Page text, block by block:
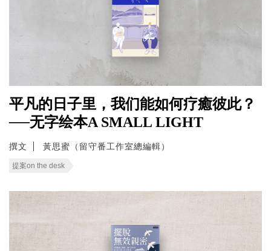
平凡的日子里，我们能如何疗癒彼此？
──无字绘本A SMALL LIGHT
撰文 黃思蜜（留守番工作室總編輯）
提案on the desk